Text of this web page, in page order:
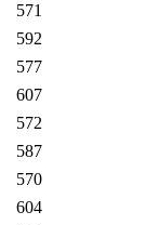
571
592
577
607
572
587
570
604